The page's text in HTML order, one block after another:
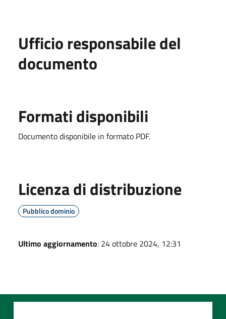
Ufficio responsabile del
documento
Formati disponibili
Documento disponibile in formato PDF.
Licenza di distribuzione
Pubblico dominio
Ultimo aggiornamento: 24 ottobre 2024, 12:31